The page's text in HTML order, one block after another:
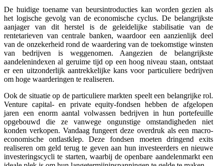
De huidige toename van beursintroducties kan worden gezien als
het logische gevolg van de economische cyclus. De belangrijkste
aanjager van dit herstel is de geleidelijke stabilisatie van de
rentetarieven van centrale banken, waardoor een aanzienlijk deel
van de onzekerheid rond de waardering van de toekomstige winsten
van bedrijven is weggenomen. Aangezien de belangrijkste
aandelenindexen al geruime tijd op een hoog niveau staan, ontstaat
er een uitzonderlijk aantrekkelijke kans voor particuliere bedrijven
om hoge waarderingen te realiseren.
Ook de situatie op de particuliere markten speelt een belangrijke rol.
Venture capital- en private equity-fondsen hebben de afgelopen
jaren een enorm aantal volwassen bedrijven in hun portefeuille
opgebouwd die ze vanwege ongunstige omstandigheden niet
konden verkopen. Vandaag fungeert deze overdruk als een macro-
economische ontlastklep. Deze fondsen moeten dringend exits
realiseren om geld terug te geven aan hun investeerders en nieuwe
investeringscycli te starten, waarbij de openbare aandelenmarkt een